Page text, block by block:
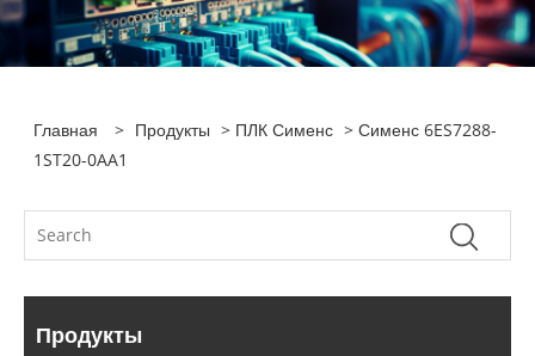
Главная > Продукты > ПЛК Сименс > Сименс 6ES7288-
1ST20-0AA1
Продукты